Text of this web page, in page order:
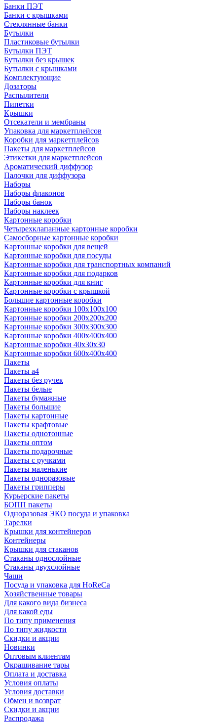
Банки ПЭТ
Банки с крышками
Стеклянные банки
Бутылки
Пластиковые бутылки
Бутылки ПЭТ
Бутылки без крышек
Бутылки с крышками
Комплектующие
Дозаторы
Распылители
Пипетки
Крышки
Отсекатели и мембраны
Упаковка для маркетплейсов
Коробки для маркетплейсов
Пакеты для маркетплейсов
Этикетки для маркетплейсов
Ароматический диффузор
Палочки для диффузора
Наборы
Наборы флаконов
Наборы банок
Наборы наклеек
Картонные коробки
Четырехклапанные картонные коробки
Самосборные картонные коробки
Картонные коробки для вещей
Картонные коробки для посуды
Картонные коробки для транспортных компаний
Картонные коробки для подарков
Картонные коробки для книг
Картонные коробки с крышкой
Большие картонные коробки
Картонные коробки 100x100x100
Картонные коробки 200x200x200
Картонные коробки 300x300x300
Картонные коробки 400x400x400
Картонные коробки 40x30x30
Картонные коробки 600x400x400
Пакеты
Пакеты а4
Пакеты без ручек
Пакеты белые
Пакеты бумажные
Пакеты большие
Пакеты картонные
Пакеты крафтовые
Пакеты однотонные
Пакеты оптом
Пакеты подарочные
Пакеты с ручками
Пакеты маленькие
Пакеты одноразовые
Пакеты грипперы
Курьерские пакеты
БОПП пакеты
Одноразовая ЭКО посуда и упаковка
Тарелки
Крышки для контейнеров
Контейнеры
Крышки для стаканов
Стаканы однослойные
Стаканы двухслойные
Чаши
Посуда и упаковка для HoReCa
Хозяйственные товары
Для какого вида бизнеса
Для какой еды
По типу применения
По типу жидкости
Скидки и акции
Новинки
Оптовым клиентам
Окрашивание тары
Оплата и доставка
Условия оплаты
Условия доставки
Обмен и возврат
Скидки и акции
Распродажа